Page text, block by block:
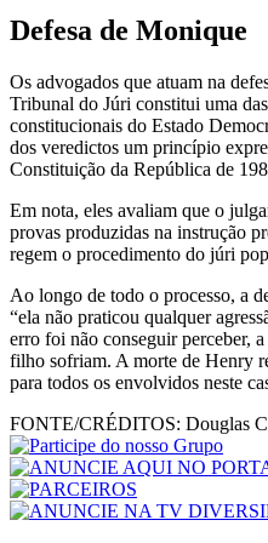
Defesa de Monique
Os advogados que atuam na
Tribunal do Júri constitui uma
constitucionais do Estado
dos veredictos um princípio
Constituição da República de
Em nota, eles avaliam que o
provas produzidas na instrução
regem o procedimento do júri
Ao longo de todo o processo, a
“ela não praticou qualquer
erro foi não conseguir perceber,
filho sofriam. A morte de Henry
para todos os envolvidos neste
FONTE/CRÉDITOS: Douglas